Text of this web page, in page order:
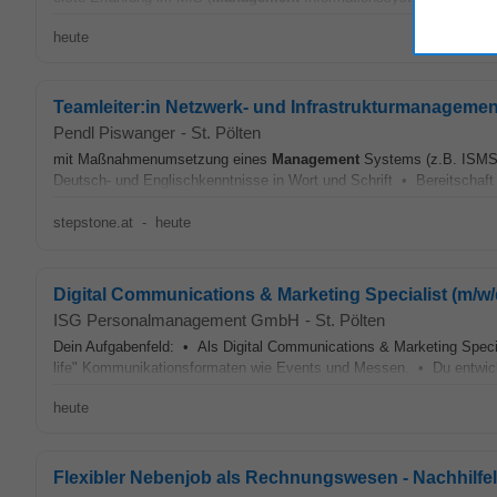
heute
Teamleiter:in Netzwerk- und
Pendl Piswanger - St. Pölten
mit Maßnahmenumsetzung eines Management Systems (z.B.
Deutsch- und Englischkenntnisse in Wort und Schrift • Bereitschaft
stepstone.at - heute
Digital Communications & Marketing Specialist (m/
ISG Personalmanagement GmbH - St. Pölten
Dein Aufgabenfeld: • Als Digital Communications & Marketing
life" Kommunikationsformaten wie Events und Messen. • Du
heute
Flexibler Nebenjob als Rechnungswesen -